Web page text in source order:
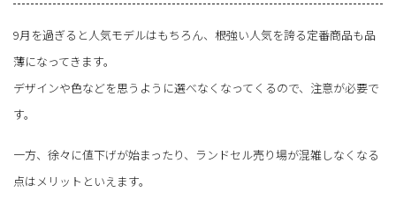
9月を過ぎると人気モデルはもちろん、根強い人気を誇る定番商品も品
薄になってきます。
デザインや色などを思うように選べなくなってくるので、注意が必要で
す。
一方、徐々に値下げが始まったり、ランドセル売り場が混雑しなくなる
点はメリットといえます。